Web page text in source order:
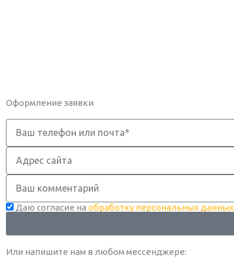
Оформление заявки
Телефон
Адрес
сайта
Комментарий
Даю согласие на обработку персональных данных
Или напишите нам в любом месcенджере: